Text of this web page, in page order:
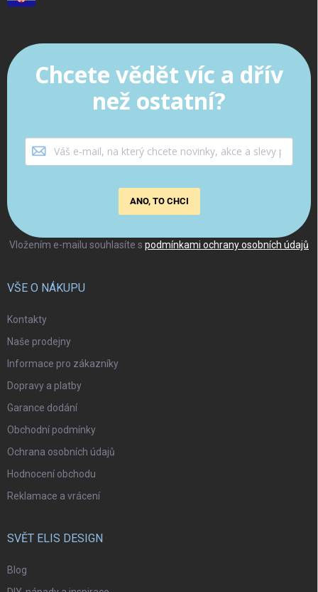
Vložením e-mailu souhlasíte s podmínkami ochrany osobních údajů
Chcete vědět víc a dřív
než ostatní?
ANO, TO CHCI
VŠE O NÁKUPU
Kontakty
Naše prodejny
Informace pro zákazníky
Dopravy a platby
Garance dodání
Obchodní podmínky
Ochrana osobních údajů
Hodnocení obchodu
Reklamace a vrácení
SVĚT ELIS DESIGN
Blog